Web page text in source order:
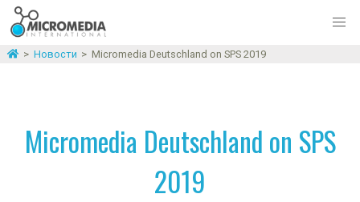
> Новости > Micromedia Deutschland on SPS 2019
Micromedia Deutschland on SPS
2019